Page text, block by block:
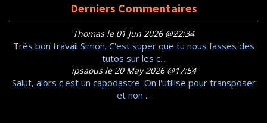
Derniers Commentaires
Thomas le 01 Jun 2026 @22:34
Très bon travail Simon. C'est super que tu nous fasses des
tutos sur les c...
ipsaous le 20 May 2026 @17:54
Salut, alors c'est un capodastre. On l'utilise pour transposer
et non ...